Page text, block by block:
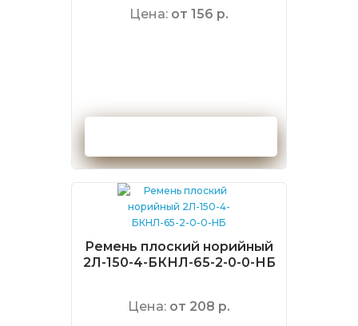
Цена: от 156 р.
Ремень плоский норийный
2Л-150-4-БКНЛ-65-2-0-0-НБ
Цена: от 208 р.